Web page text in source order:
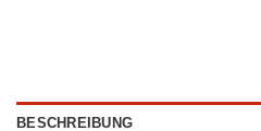
BESCHREIBUNG